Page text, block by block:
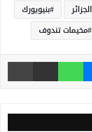
الجزائر
بنيويورك
مخيمات تندوف
ماسنجر واتساب مشاركة عبر البريد